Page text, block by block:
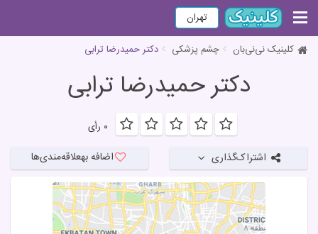
تهران
کلینیک نی‌نی‌بان چشم پزشکی دکتر حمیدرضا ترابی
دکتر حمیدرضا ترابی
۰ رأی
اشتراک‌گذاری اضافه بهعلاقه‌مندی‌ها